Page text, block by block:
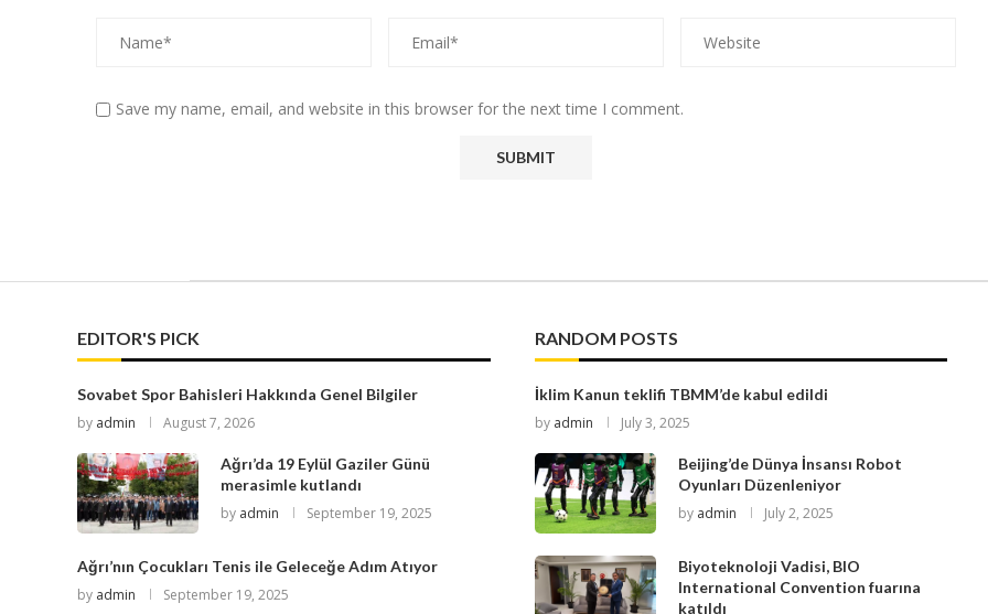
Save my name, email, and website in this browser for the next time I comment.
EDITOR'S PICK
Sovabet Spor Bahisleri Hakkında Genel Bilgiler
by admin August 7, 2026
Ağrı’da 19 Eylül Gaziler Günü
merasimle kutlandı
by admin September 19, 2025
Ağrı’nın Çocukları Tenis ile Geleceğe Adım Atıyor
by admin September 19, 2025
RANDOM POSTS
İklim Kanun teklifi TBMM’de kabul edildi
by admin July 3, 2025
Beijing’de Dünya İnsansı Robot
Oyunları Düzenleniyor
by admin July 2, 2025
Biyoteknoloji Vadisi, BIO
International Convention fuarına
katıldı